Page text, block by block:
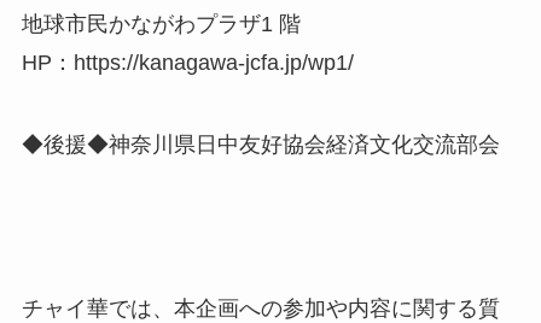
地球市民かながわプラザ1 階
HP：https://kanagawa-jcfa.jp/wp1/
◆後援◆神奈川県日中友好協会経済文化交流部会
チャイ華では、本企画への参加や内容に関する質